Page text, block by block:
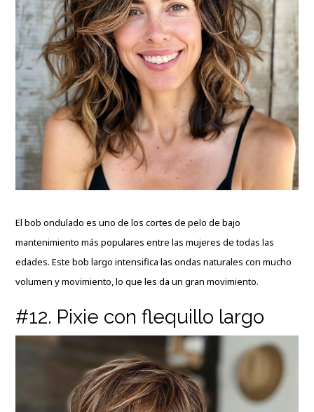
El bob ondulado es uno de los cortes de pelo de bajo
mantenimiento más populares entre las mujeres de todas las
edades. Este bob largo intensifica las ondas naturales con mucho
volumen y movimiento, lo que les da un gran movimiento.
#12. Pixie con flequillo largo